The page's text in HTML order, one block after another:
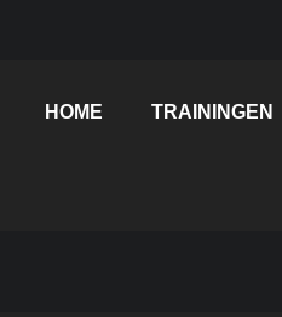
HOME TRAININGEN